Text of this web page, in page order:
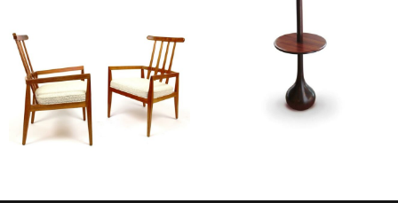
TRAVAIL AMERICAIN